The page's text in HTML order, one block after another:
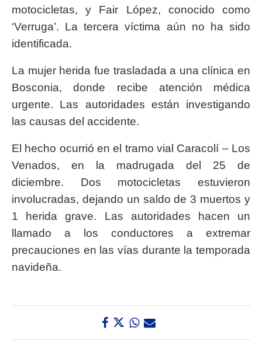
motocicletas, y Fair López, conocido como
‘Verruga’. La tercera víctima aún no ha sido
identificada.
La mujer herida fue trasladada a una clínica en
Bosconia, donde recibe atención médica
urgente. Las autoridades están investigando
las causas del accidente.
El hecho ocurrió en el tramo vial Caracolí – Los
Venados, en la madrugada del 25 de
diciembre. Dos motocicletas estuvieron
involucradas, dejando un saldo de 3 muertos y
1 herida grave. Las autoridades hacen un
llamado a los conductores a extremar
precauciones en las vías durante la temporada
navideña.